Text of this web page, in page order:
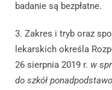
badanie są bezpłatne.
3. Zakres i tryb oraz
lekarskich określa
26 sierpnia 2019 r. w
do szkół